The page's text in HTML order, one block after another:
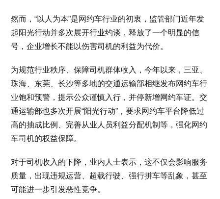
然而，“以人为本”是网约车行业的初衷，监管部门近年发
起阳光行动并多次展开行业约谈，释放了一个明显的信
号，企业增长不能以伤害司机的利益为代价。
为规范行业秩序、保障司机群体收入，今年以来，三亚、
珠海、东莞、长沙等多地的交通运输部相继发布网约车行
业饱和预警，提示公众谨慎入行，并停新增网约车证。交
通运输部也多次开展“阳光行动”，要求网约车平台降低过
高的抽成比例、完善从业人员利益分配机制等，强化网约
车司机的权益保障。
对于司机收入的下降，业内人士表示，这不仅会影响服务
质量，出现违规运营、超载行驶、强行拼车等乱象，甚至
可能进一步引发恶性竞争。